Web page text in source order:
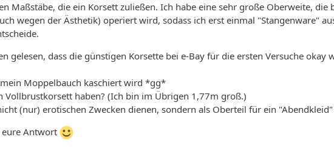
Maßstäbe, die ein Korsett zuließen. Ich habe eine sehr große Oberweite, die
wegen der Ästhetik) operiert wird, sodass ich erst einmal "Stangenware"
gelesen, dass die günstigen Korsette bei e-Bay für die ersten Versuche
Moppelbauch kaschiert wird *gg*
Vollbrustkorsett haben? (Ich bin im Übrigen 1,77m groß.)
(nur) erotischen Zwecken dienen, sondern als Oberteil für ein
Antwort